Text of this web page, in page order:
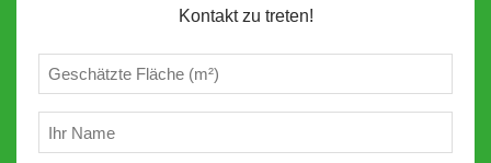
Kontakt zu treten!
m²
Name